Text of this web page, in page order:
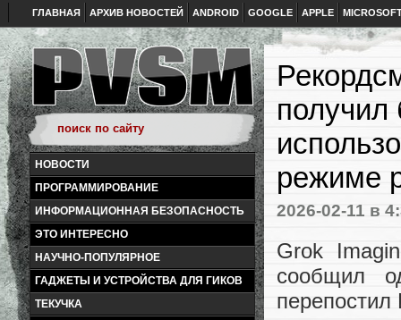
ГЛАВНАЯ АРХИВ НОВОСТЕЙ ANDROID GOOGLE APPLE
НОВОСТИ
ПРОГРАММИРОВАНИЕ
ИНФОРМАЦИОННАЯ БЕЗОПАСНОСТЬ
ЭТО ИНТЕРЕСНО
НАУЧНО-ПОПУЛЯРНОЕ
ГАДЖЕТЫ И УСТРОЙСТВА ДЛЯ ГИКОВ
ТЕКУЧКА
режиме
2026-02-11 в
Grok
сообщил